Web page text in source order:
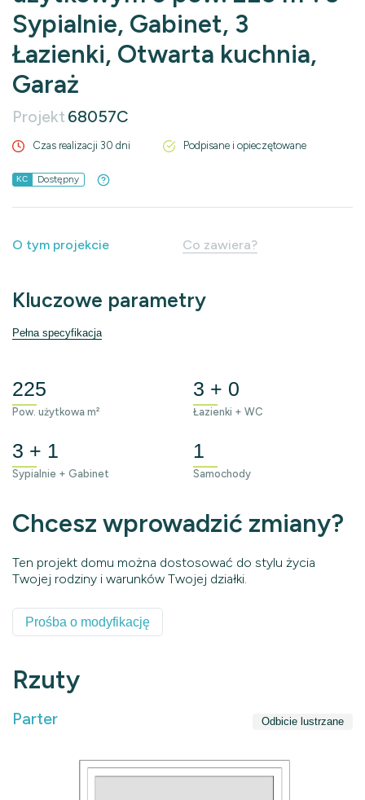
Sypialnie, Gabinet, 3
Łazienki, Otwarta kuchnia,
Garaż
Projekt 68057C
Czas realizacji 30 dni Podpisane i opieczętowane
KC Dostępny
O tym projekcie Co zawiera?
Kluczowe parametry
Pełna specyfikacja
225
Pow. użytkowa m²
3 + 0
Łazienki + WC
3 + 1
Sypialnie + Gabinet
1
Samochody
Chcesz wprowadzić zmiany?
Ten projekt domu można dostosować do stylu życia
Twojej rodziny i warunków Twojej działki.
Prośba o modyfikację
Rzuty
Parter Odbicie lustrzane